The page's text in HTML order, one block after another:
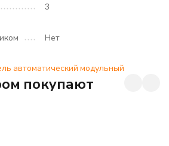
3
Нет
автоматический модульный
покупают